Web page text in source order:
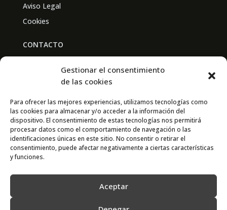
Gestionar el consentimiento
de las cookies
Para ofrecer las mejores experiencias, utilizamos tecnologías como
las cookies para almacenar y/o acceder a la información del
dispositivo. El consentimiento de estas tecnologías nos permitirá
procesar datos como el comportamiento de navegación o las
identificaciones únicas en este sitio. No consentir o retirar el
consentimiento, puede afectar negativamente a ciertas características
y funciones.
Aceptar
Aviso Legal
Cookies
CONTACTO
Av. Real Academia de Medicina
CONTACTO
667 841 238
info@adimur.es